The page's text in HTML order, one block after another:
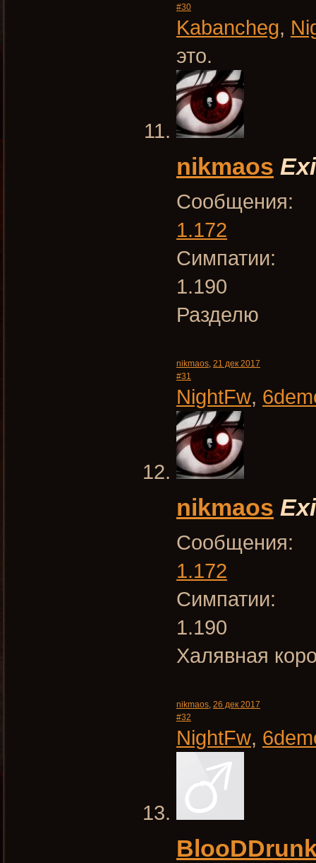
#30
Kabancheg,
это.
nikmaos
Сообщения:
1.172
Симпатии:
1.190
Разделю
nikmaos, 21 дек 2017
#31
NightFw,
nikmaos
Сообщения:
1.172
Симпатии:
1.190
Халявная
nikmaos, 26 дек 2017
#32
NightFw,